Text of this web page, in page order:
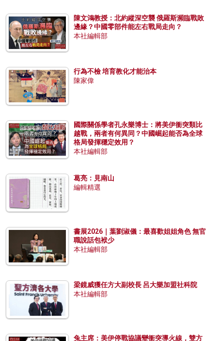
陳文鴻教授：北約縱深空襲 俄羅斯瀕臨戰敗
邊緣？中國零部件能左右戰局走向？
本社編輯部
行為不檢 培育教化才能治本
陳家偉
國際關係學者孔永樂博士：將美伊衝突類比
越戰，兩者有何異同？中國崛起能否為全球
格局發揮穩定效用？
本社編輯部
葛亮：見南山
編輯精選
書展2026｜葉劉淑儀：最喜歡姐姐角色 無官
職說話包袱少
本社編輯部
梁鏡威獲任方大副校長 呂大樂加盟社科院
本社編輯部
兔主席：美伊停戰協議變衝突導火線，雙方